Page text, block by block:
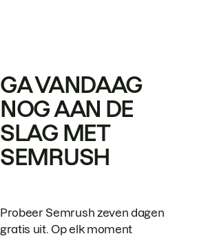
GA VANDAAG
NOG AAN DE
SLAG MET
SEMRUSH
Probeer Semrush zeven dagen
gratis uit. Op elk moment